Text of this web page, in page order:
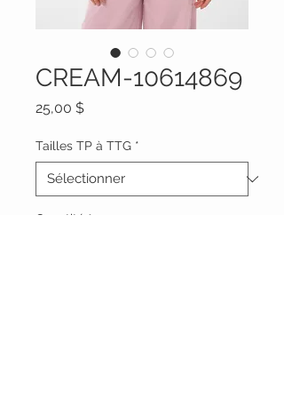
CREAM-10614869
25,00 $Prix
Tailles TP à TTG *
Quantité *